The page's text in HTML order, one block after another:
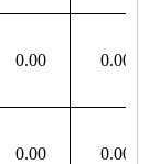
0.00 0.00
0.00 0.00